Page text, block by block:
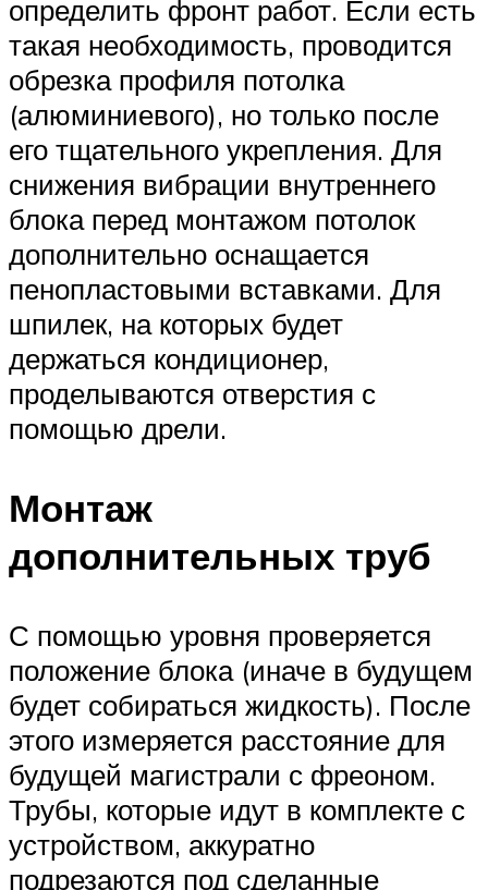
определить фронт работ. Если есть
такая необходимость, проводится
обрезка профиля потолка
(алюминиевого), но только после
его тщательного укрепления. Для
снижения вибрации внутреннего
блока перед монтажом потолок
дополнительно оснащается
пенопластовыми вставками. Для
шпилек, на которых будет
держаться кондиционер,
проделываются отверстия с
помощью дрели.
Монтаж
дополнительных труб
С помощью уровня проверяется
положение блока (иначе в будущем
будет собираться жидкость). После
этого измеряется расстояние для
будущей магистрали с фреоном.
Трубы, которые идут в комплекте с
устройством, аккуратно
подрезаются под сделанные